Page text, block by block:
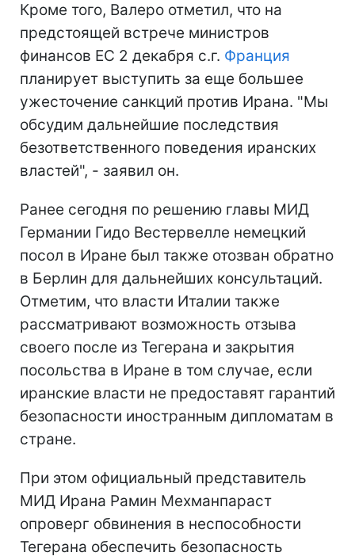
Кроме того, Валеро отметил, что на
предстоящей встрече министров
финансов ЕС 2 декабря с.г. Франция
планирует выступить за еще большее
ужесточение санкций против Ирана. "Мы
обсудим дальнейшие последствия
безответственного поведения иранских
властей", - заявил он.
Ранее сегодня по решению главы МИД
Германии Гидо Вестервелле немецкий
посол в Иране был также отозван обратно
в Берлин для дальнейших консультаций.
Отметим, что власти Италии также
рассматривают возможность отзыва
своего после из Тегерана и закрытия
посольства в Иране в том случае, если
иранские власти не предоставят гарантий
безопасности иностранным дипломатам в
стране.
При этом официальный представитель
МИД Ирана Рамин Мехманпараст
опроверг обвинения в неспособности
Тегерана обеспечить безопасность